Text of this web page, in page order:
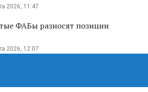
2026, 11:47
ФАБы разносят позиции
2026, 12:07